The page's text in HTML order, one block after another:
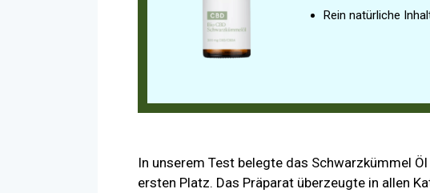
Rein natürliche
In unserem Test belegte das Schwarzkümmel
ersten Platz. Das Präparat überzeugte in allen